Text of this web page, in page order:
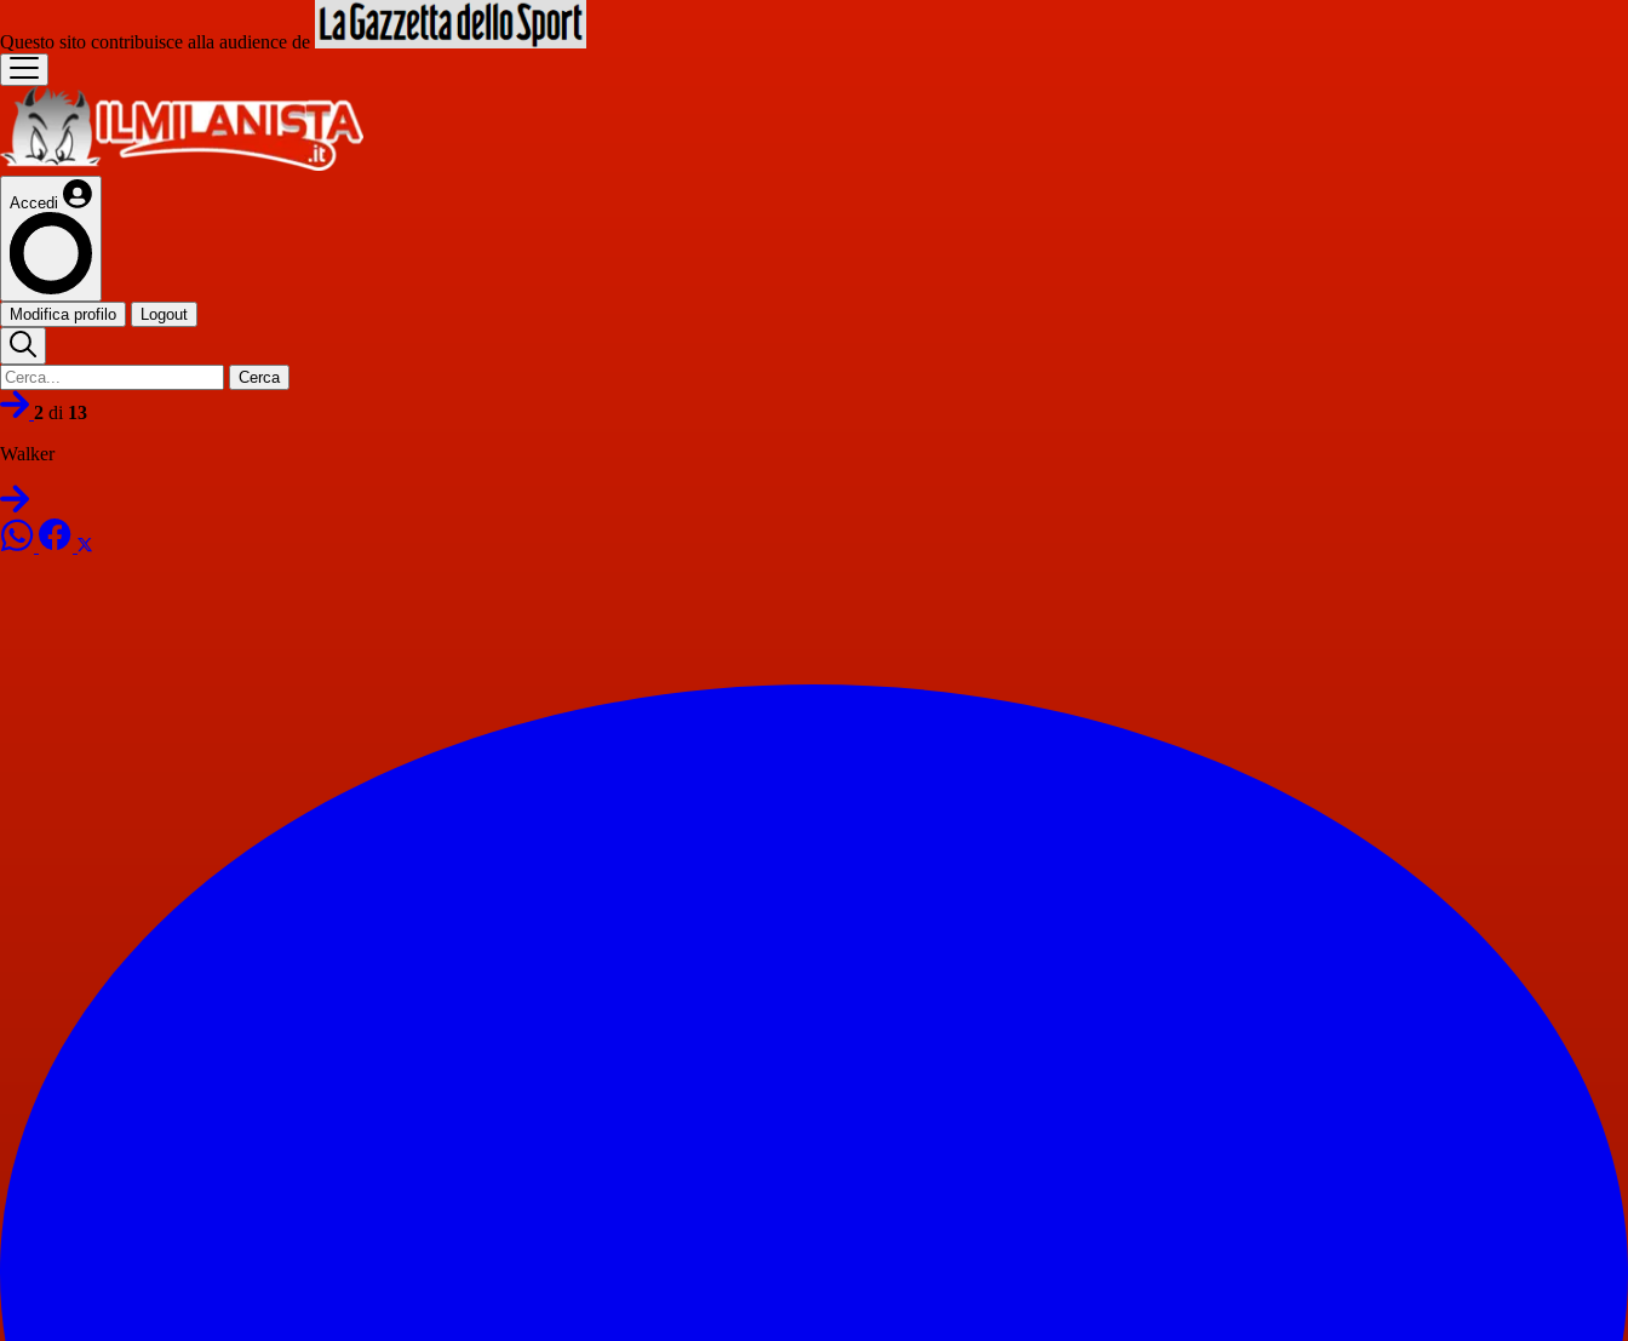
Questo sito contribuisce alla audience de
Accedi
Modifica profilo Logout
Cerca
2 di 13
Walker